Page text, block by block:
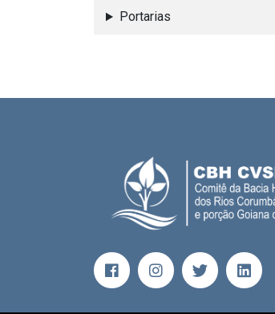
Portarias